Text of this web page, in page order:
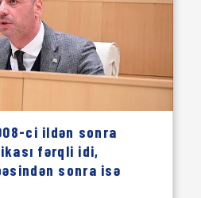
ci ildən sonra
fərqli idi,
sonra isə